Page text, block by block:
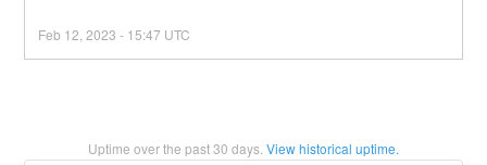
Feb 12 ,2023 - 15:47 UTC
Uptime over the past30 days. View historical uptime.